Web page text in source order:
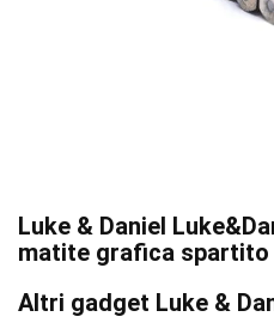
Luke & Daniel
matite grafica spartito
Altri gadget Luke &